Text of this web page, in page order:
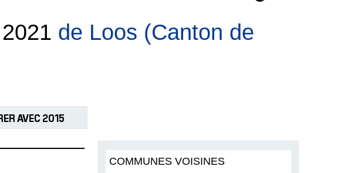
de Loos (Canton de
AVEC 2015
COMMUNES VOISINES